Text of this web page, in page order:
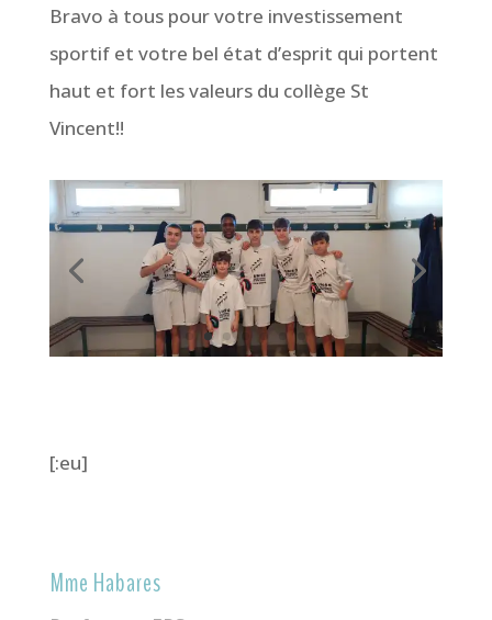
Bravo à tous pour votre investissement
sportif et votre bel état d’esprit qui portent
haut et fort les valeurs du collège St
Vincent!!
[:eu]
Mme Habares